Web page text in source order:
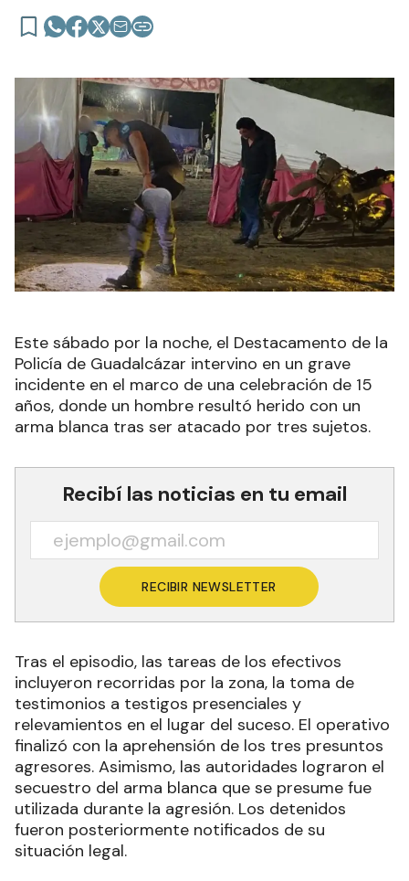
Este sábado por la noche, el Destacamento de la
Policía de Guadalcázar intervino en un grave
incidente en el marco de una celebración de 15
años, donde un hombre resultó herido con un
arma blanca tras ser atacado por tres sujetos.
Recibí las noticias en tu email
RECIBIR NEWSLETTER
Tras el episodio, las tareas de los efectivos
incluyeron recorridas por la zona, la toma de
testimonios a testigos presenciales y
relevamientos en el lugar del suceso. El operativo
finalizó con la aprehensión de los tres presuntos
agresores. Asimismo, las autoridades lograron el
secuestro del arma blanca que se presume fue
utilizada durante la agresión. Los detenidos
fueron posteriormente notificados de su
situación legal.